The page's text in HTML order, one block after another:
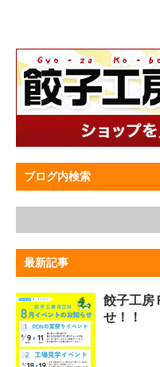
ブログ内検索
最新記事
餃子工房
せ！！